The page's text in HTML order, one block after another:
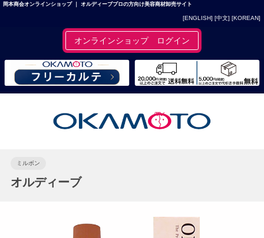
岡本商会オンラインショップ ｜ オルディーブプロの方向け美容商材卸売サイト
[ENGLISH] [中文] [KOREAN]
オンラインショップ ログイン
ミルボン
オルディーブ